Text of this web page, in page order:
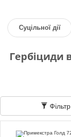
Категорії
Щоденник
Доставка
Суцільної дії
Гербіциди
Фільтр